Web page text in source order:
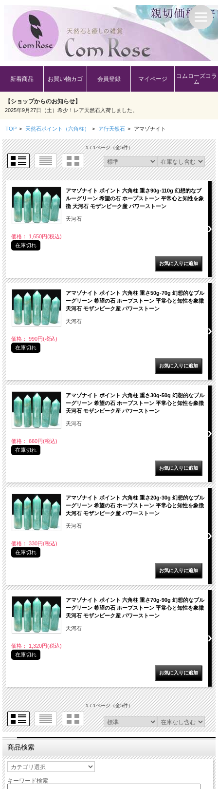
新着商品 お買い物カゴ 会員登録 マイページ
コムローズコラ
ム
【ショップからのお知らせ】
2025年9月27日（土）希少！レア天然石入荷しました。
TOP > 天然石ポイント（六角柱） > ア行天然石 > アマゾナイト
1 / 1ページ（全5件）
アマゾナイト ポイント 六角柱 重さ90g-110g 幻想的なブ
ルーグリーン 希望の石 ホープストーン 平常心と知性を象
徴 天河石 モザンビーク産 パワーストーン
天河石
価格： 1,650円(税込)
在庫切れ
アマゾナイト ポイント 六角柱 重さ50g-70g 幻想的なブル
ーグリーン 希望の石 ホープストーン 平常心と知性を象徴
天河石 モザンビーク産 パワーストーン
天河石
価格： 990円(税込)
在庫切れ
アマゾナイト ポイント 六角柱 重さ30g-50g 幻想的なブル
ーグリーン 希望の石 ホープストーン 平常心と知性を象徴
天河石 モザンビーク産 パワーストーン
天河石
価格： 660円(税込)
在庫切れ
アマゾナイト ポイント 六角柱 重さ20g-30g 幻想的なブル
ーグリーン 希望の石 ホープストーン 平常心と知性を象徴
天河石 モザンビーク産 パワーストーン
天河石
価格： 330円(税込)
在庫切れ
アマゾナイト ポイント 六角柱 重さ70g-90g 幻想的なブル
ーグリーン 希望の石 ホープストーン 平常心と知性を象徴
天河石 モザンビーク産 パワーストーン
天河石
価格： 1,320円(税込)
在庫切れ
1 / 1ページ（全5件）
商品検索
キーワード検索